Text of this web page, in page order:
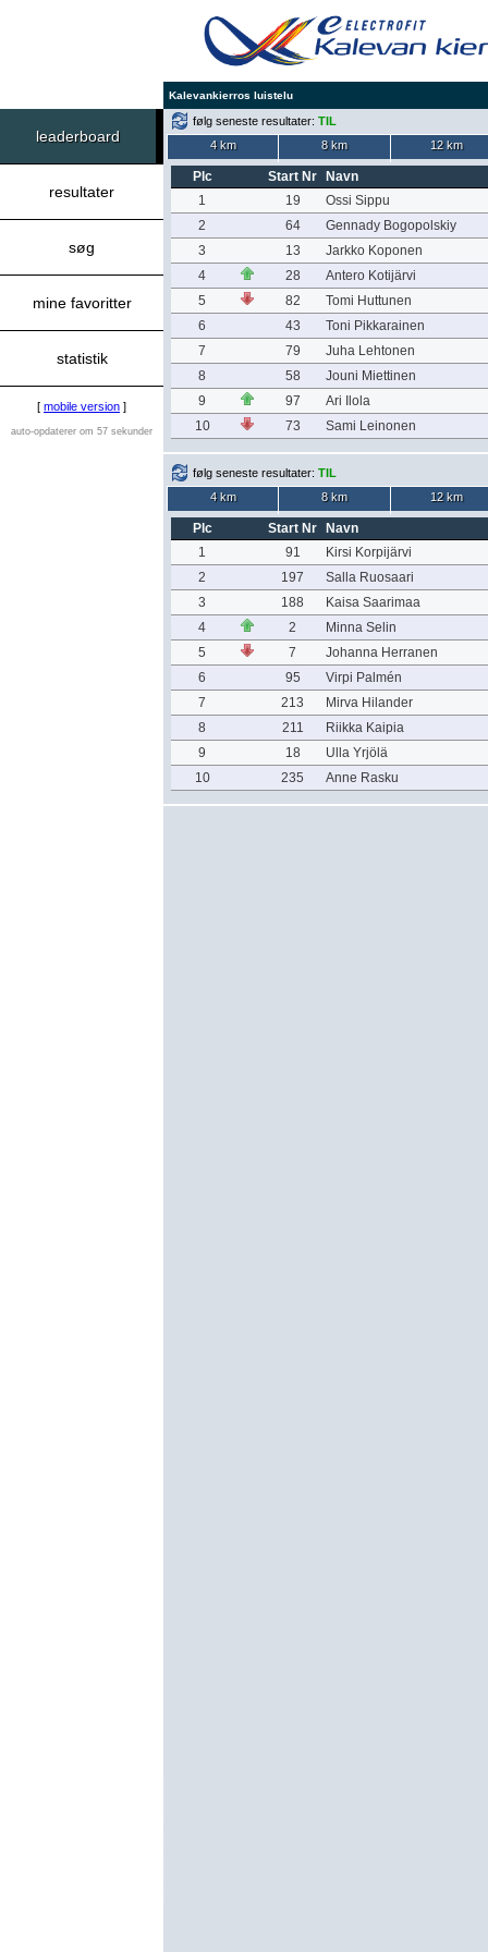
Kalevankierros luistelu
leaderboard
resultater
søg
mine favoritter
statistik
[ mobile version ]
auto-opdaterer om 57 sekunder
følg seneste resultater: TIL
4 km
8 km 12 km
Plc Start Nr
Navn
1
19
Ossi Sippu
2
64
Gennady Bogopolskiy
3
13
Jarkko Koponen
4
28
Antero Kotijärvi
5
82
Tomi Huttunen
6
43
Toni Pikkarainen
7
79
Juha Lehtonen
8
58
Jouni Miettinen
9
97
Ari Ilola
10
73 Sami Leinonen
følg seneste resultater: TIL
4 km
8 km 12 km
Plc Start Nr
Navn
1
91
Kirsi Korpijärvi
2
197
Salla Ruosaari
3
188
Kaisa Saarimaa
4
2
Minna Selin
5
7
Johanna Herranen
6
95
Virpi Palmén
7
213
Mirva Hilander
8
211
Riikka Kaipia
9
18
Ulla Yrjölä
10
235 Anne Rasku